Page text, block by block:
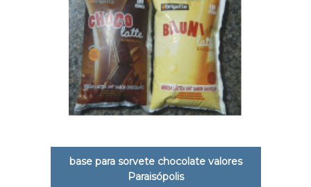
base para sorvete chocolate valores
Paraisópolis